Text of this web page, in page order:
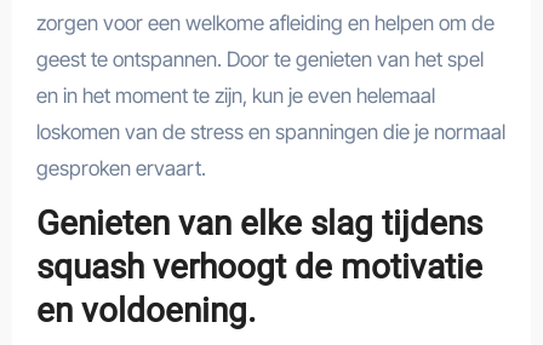
zorgen voor een welkome afleiding en helpen om de
geest te ontspannen. Door te genieten van het spel
en in het moment te zijn, kun je even helemaal
loskomen van de stress en spanningen die je normaal
gesproken ervaart.
Genieten van elke slag tijdens
squash verhoogt de motivatie
en voldoening.